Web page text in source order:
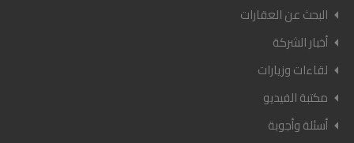
البحث عن العقارات
أخبار الشركة
لقاءات وزيارات
مكتبة الفيديو
أسئلة وأجوبة